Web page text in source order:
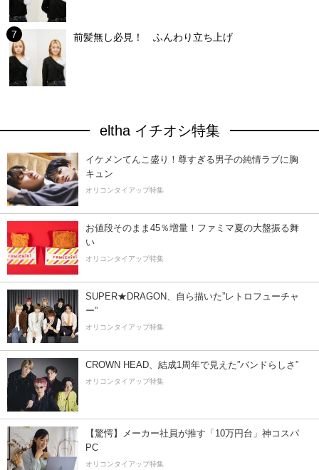
前髪無し必見！ ふんわり立ち上げ
eltha イチオシ特集
イケメンてんこ盛り！尊すぎる男子の純情ラブに胸
キュン
オリコンタイアップ特集
お値段そのまま45％増量！ファミマ夏の大盤振る舞
い
オリコンタイアップ特集
SUPER★DRAGON、自ら描いた”レトロフューチャ
ー”
オリコンタイアップ特集
CROWN HEAD、結成1周年で見えた”バンドらしさ”
オリコンタイアップ特集
【驚愕】メーカー社員が推す「10万円台」神コスパ
PC
オリコンタイアップ特集